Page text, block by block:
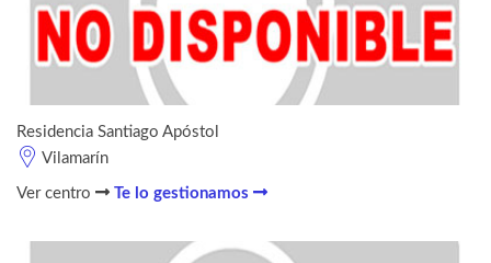
Residencia Santiago Apóstol
Vilamarín
Ver centro Te lo gestionamos